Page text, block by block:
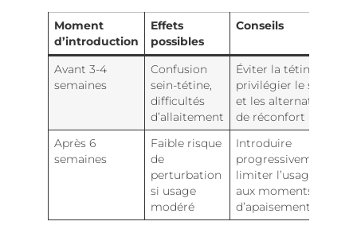
Moment
d’introduction
Effets
possibles
Conseils
Avant 3-4
semaines
Confusion
sein-tétine,
difficultés
d’allaitement
Éviter la tétine,
privilégier le sein
et les alternatives
de réconfort
Après 6
semaines
Faible risque
de
perturbation
si usage
modéré
Introduire
progressivement,
limiter l’usage
aux moments
d’apaisement